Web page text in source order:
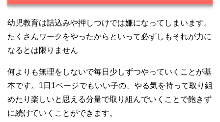
幼児教育は詰込みや押しつけでは嫌になってしまいます。
たくさんワークをやったからといって必ずしもそれが力に
なるとは限りません
何よりも無理をしないで毎日少しずつやっていくことが基
本です。1日1ページでもいい子の、やる気を持って取り組
めたり楽しいと思える分量で取り組んでいくことで飽きず
に続けていくことができます。